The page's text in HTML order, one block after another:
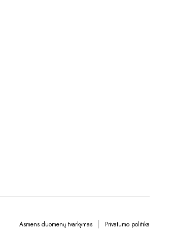
Asmens duomenų tvarkymas Privatumo politika